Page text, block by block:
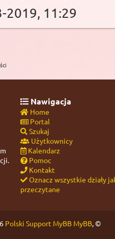
2019, 11:29
Nawigacja
Home
Portal
Szukaj
Użytkownicy
Kalendarz
Pomoc
Kontakt
Oznacz wszystkie działy
przeczytane
Polski Support MyBB MyBB, ©